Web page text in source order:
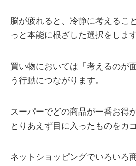
脳が疲れると、冷静に考えるこ
っと本能に根ざした選択をします
買い物においては「考えるのが
う行動につながります。
スーパーでどの商品が一番お得
とりあえず目に入ったものをカ
ネットショッピングでいろいろ